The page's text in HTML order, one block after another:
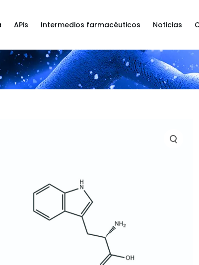
APis Intermedios farmacéuticos Noticias